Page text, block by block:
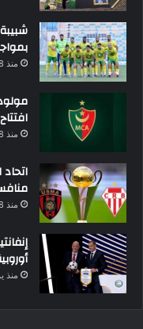
منذ 8 ساعات
منذ 8 ساعات
منذ 8 ساعات
منذ